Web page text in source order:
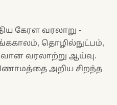
கேரள வரலாறு -
தொழில்நுட்பம்,
வரலாற்று ஆய்வு.
அறிய சிறந்த